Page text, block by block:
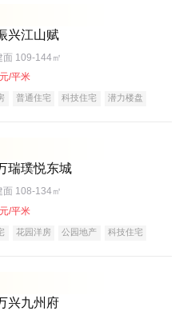
兴江山赋
面 109-144㎡
元/平米
普通住宅 科技住宅
潜力楼盘
瑞璞悦东城
面 108-134㎡
元/平米
花园洋房 公园地产
科技住宅
兴九州府